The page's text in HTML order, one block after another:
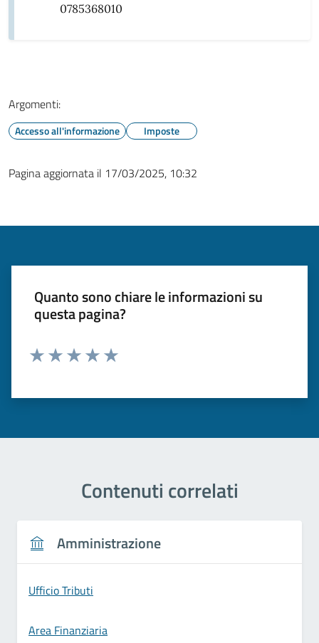
0785368010
Argomenti:
Accesso all'informazione Imposte
Pagina aggiornata il 17/03/2025, 10:32
Quanto sono chiare le informazioni su
questa pagina?
Contenuti correlati
Amministrazione
Ufficio Tributi
Area Finanziaria